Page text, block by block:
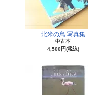
北米の鳥 写真集
中古本
4,500円(税込)